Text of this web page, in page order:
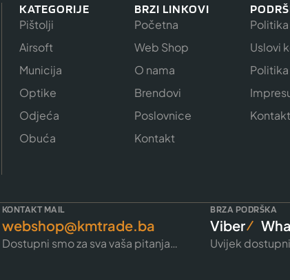
KATEGORIJE
Pištolji
Airsoft
Municija
Optike
Odjeća
Obuća
BRZI LINKOVI
Početna
Web Shop
O nama
Brendovi
Poslovnice
Kontakt
Uslovi
Kontakt
KONTAKT MAIL
webshop@kmtrade.ba
Dostupni smo za sva vaša pitanja…
BRZA PODRŠKA
Viber
Uvijek dostupni